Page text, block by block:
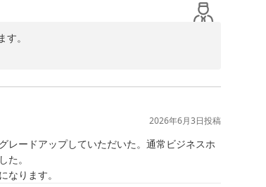
。
たしました。お子様にもキッズアメニティ
スの向上に努めてまいります。
2026年6月3日投稿
レードアップしていただいた。通常ビジネスホ
た。
ります。